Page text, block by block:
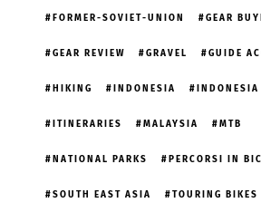
FORMER-SOVIET-UNION GEAR
GEAR REVIEW GRAVEL GUIDE
HIKING INDONESIA INDONESIA
ITINERARIES MALAYSIA MTB
NATIONAL PARKS PERCORSI IN BICI
SOUTH EAST ASIA TOURING BIKES